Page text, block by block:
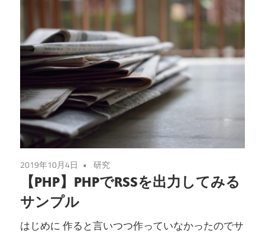
2019年10月4日 研究
【PHP】PHPでRSSを出力してみる
サンプル
はじめに 作ると言いつつ作っていなかったのでサ